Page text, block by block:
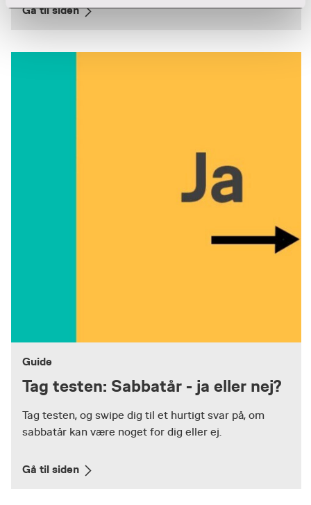
Gå til siden
Guide
Tag testen: Sabbatår - ja eller nej?
Tag testen, og swipe dig til et hurtigt svar på, om
sabbatår kan være noget for dig eller ej.
Gå til siden